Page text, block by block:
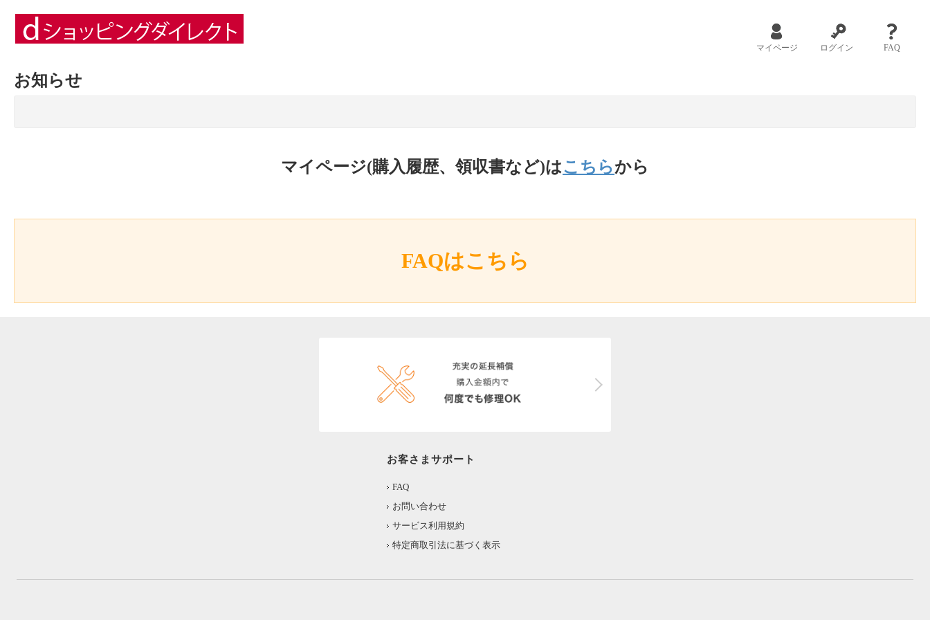
マイページ ログイン FAQ
お知らせ
マイページ(購入履歴、領収書など)はこちらから
FAQはこちら
お客さまサポート
FAQ
お問い合わせ
サービス利用規約
特定商取引法に基づく表示